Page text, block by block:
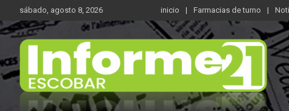
al
contenido
sábado, agosto 8, 2026 inicio Farmacias de turno